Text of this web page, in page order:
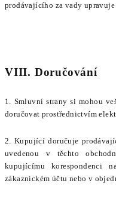
prodávajícího za vady
VIII. Doručování
1. Smluvní strany si mohou
doručovat prostřednictvím
2. Kupující doručuje
uvedenou v těchto
kupujícímu korespondenci
zákaznickém účtu nebo v